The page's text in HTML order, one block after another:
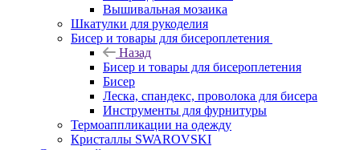
Вышивальная мозаика
Шкатулки для рукоделия
Бисер и товары для бисероплетения
Назад
Бисер и товары для бисероплетения
Бисер
Леска, спандекс, проволока для бисера
Инструменты для фурнитуры
Термоаппликации на одежду
Кристаллы SWAROVSKI